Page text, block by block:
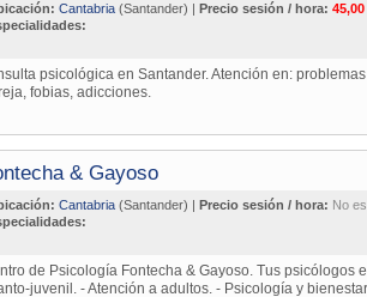
Cantabria (Santander) | Precio sesión / hora:
psicológica en Santander. Atención en:
fobias, adicciones.
& Gayoso
Cantabria (Santander) | Precio sesión / hora: No
de Psicología Fontecha & Gayoso. Tus psicólogos
juvenil. - Atención a adultos. - Psicología y